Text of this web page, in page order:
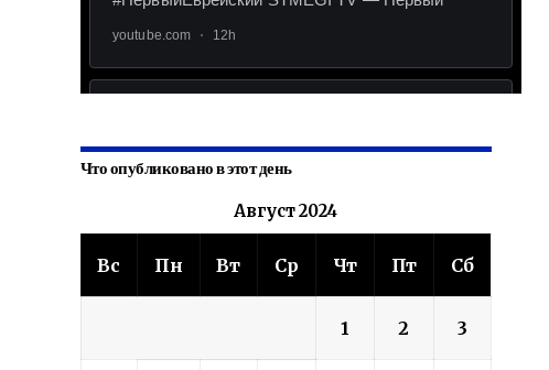
Что опубликовано в этот день
Август 2024
Вс Пн Вт Ср Чт Пт Сб
1 2 3